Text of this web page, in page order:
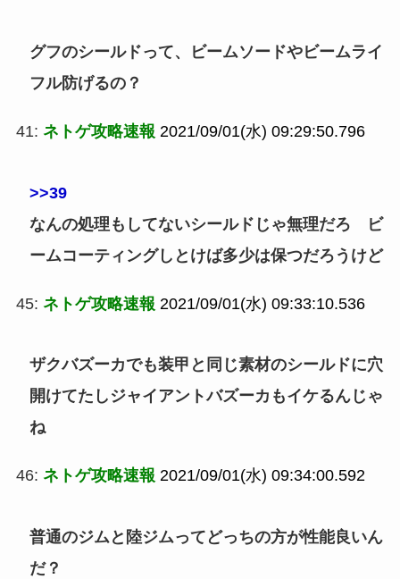
グフのシールドって、ビームソードやビームライ
フル防げるの？
41: ネトゲ攻略速報 2021/09/01(水) 09:29:50.796
>>39
なんの処理もしてないシールドじゃ無理だろ ビ
ームコーティングしとけば多少は保つだろうけど
45: ネトゲ攻略速報 2021/09/01(水) 09:33:10.536
ザクバズーカでも装甲と同じ素材のシールドに穴
開けてたしジャイアントバズーカもイケるんじゃ
ね
46: ネトゲ攻略速報 2021/09/01(水) 09:34:00.592
普通のジムと陸ジムってどっちの方が性能良いん
だ？